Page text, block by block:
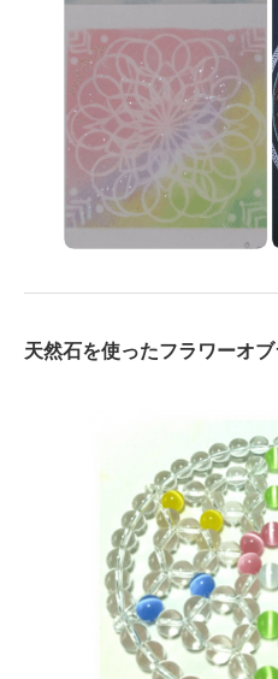
天然石を使ったフラワーオブ